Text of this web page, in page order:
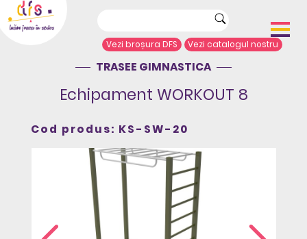
Vezi broșura DFS Vezi catalogul nostru
Despre noi
Echipamente de joacă
Sport și agrement
Arhitecți/Proiectanți
Contact
TRASEE GIMNASTICA
Echipament WORKOUT 8
Cod produs: KS-SW-20